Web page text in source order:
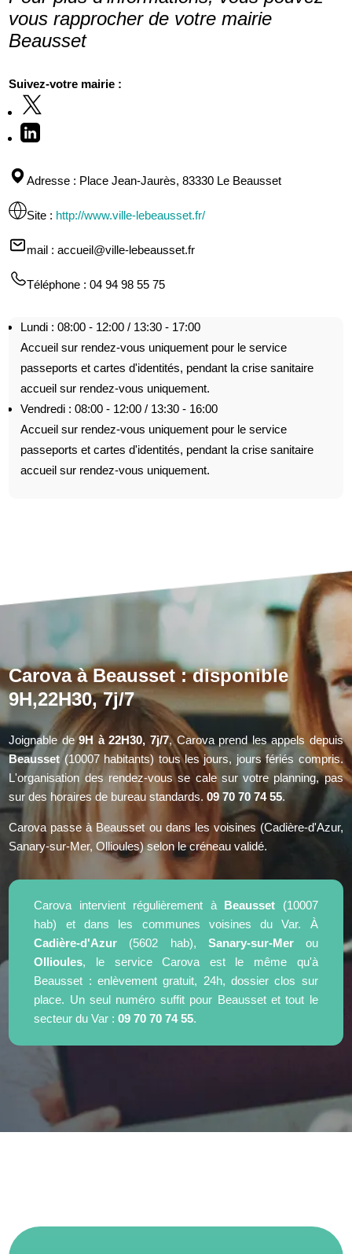
vous rapprocher de votre mairie
Beausset
Suivez-votre mairie :
Adresse : Place Jean-Jaurès, 83330 Le Beausset
Site : http://www.ville-lebeausset.fr/
mail : accueil@ville-lebeausset.fr
Téléphone : 04 94 98 55 75
Lundi : 08:00 - 12:00 / 13:30 - 17:00
Accueil sur rendez-vous uniquement pour le service
passeports et cartes d'identités, pendant la crise sanitaire
accueil sur rendez-vous uniquement.
Vendredi : 08:00 - 12:00 / 13:30 - 16:00
Accueil sur rendez-vous uniquement pour le service
passeports et cartes d'identités, pendant la crise sanitaire
accueil sur rendez-vous uniquement.
Carova à Beausset : disponible
9H,22H30, 7j/7
Joignable de9H à 22H30, 7j/7, Carova prend les appels depuis
Beausset(10007 habitants) tous les jours, jours fériés compris.
L'organisation des rendez-vous se cale sur votre planning, pas
sur des horaires de bureau standards.09 70 70 74 55.
Carova passe à Beausset ou dans les voisines (Cadière-d'Azur,
Sanary-sur-Mer, Ollioules) selon le créneau validé.
Carova intervient régulièrement à Beausset (10007
hab) et dans les communes voisines du Var. À
Cadière-d'Azur (5602 hab), Sanary-sur-Merou
Ollioules, le service Carova est le même qu'à
Beausset : enlèvement gratuit, 24h, dossier clos sur
place. Un seul numéro suffit pour Beausset et tout le
secteur du Var :09 70 70 74 55.